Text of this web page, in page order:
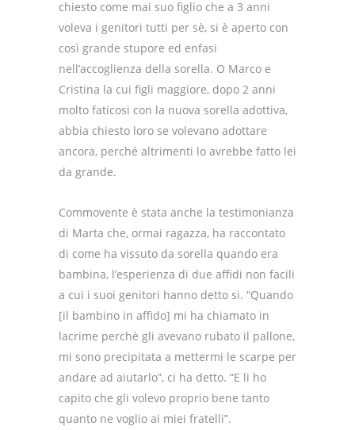
chiesto come mai suo figlio che a 3 anni
voleva i genitori tutti per sè, si è aperto con
così grande stupore ed enfasi
nell’accoglienza della sorella. O Marco e
Cristina la cui figli maggiore, dopo 2 anni
molto faticosi con la nuova sorella adottiva,
abbia chiesto loro se volevano adottare
ancora, perché altrimenti lo avrebbe fatto lei
da grande.
Commovente è stata anche la testimonianza
di Marta che, ormai ragazza, ha raccontato
di come ha vissuto da sorella quando era
bambina, l’esperienza di due affidi non facili
a cui i suoi genitori hanno detto si. “Quando
[il bambino in affido] mi ha chiamato in
lacrime perchè gli avevano rubato il pallone,
mi sono precipitata a mettermi le scarpe per
andare ad aiutarlo”, ci ha detto. “E li ho
capito che gli volevo proprio bene tanto
quanto ne voglio ai miei fratelli”.